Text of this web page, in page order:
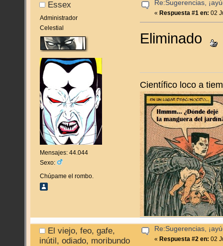
Essex
Administrador
Celestial
Mensajes: 44.044
Sexo:
Chúpame el rombo.
Re:Sugerencias,
« Respuesta #1 en: 02
Eliminado
Científico loco a
El viejo, feo, gafe,
inútil, odiado, moribundo
Re:Sugerencias,
«Respuesta #2 en: 02